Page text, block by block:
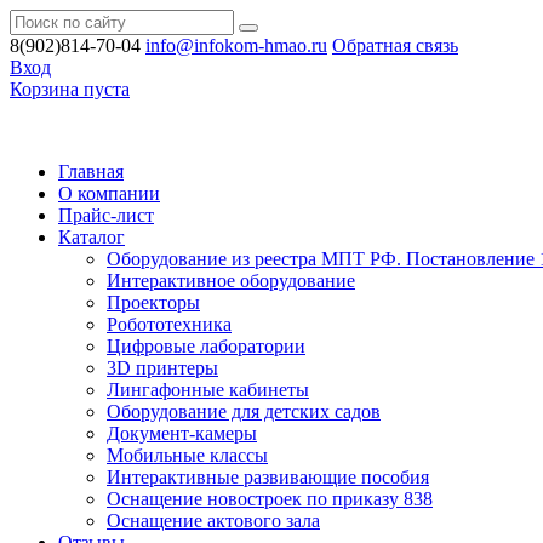
8(902)814-70-04 info@infokom-hmao.ru Обратная связь
Вход
Корзина пуста
Главная
О компании
Прайс-лист
Каталог
Оборудование из реестра МПТ РФ. Постановление
Интерактивное оборудование
Проекторы
Робототехника
Цифровые лаборатории
3D принтеры
Лингафонные кабинеты
Оборудование для детских садов
Документ-камеры
Мобильные классы
Интерактивные развивающие пособия
Оснащение новостроек по приказу 838
Оснащение актового зала